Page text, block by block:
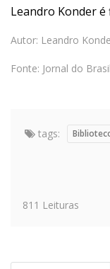
Leandro Konder é
Autor: Leandro
Fonte: Jornal do
tags:
811 Leituras